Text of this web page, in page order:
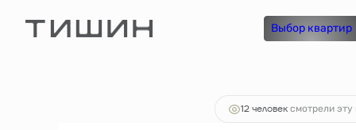
Выбор квартир
1-комнатная 45.56 м 7 745 200 руб.
12 человек смотрели эту